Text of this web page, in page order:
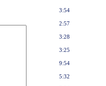
3:54
2:57
3:28
3:25
9:54
5:32